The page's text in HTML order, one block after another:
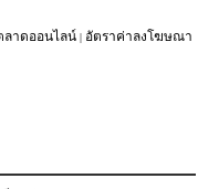
ลาดออนไลน์ | อัตราค่าลงโฆษณา